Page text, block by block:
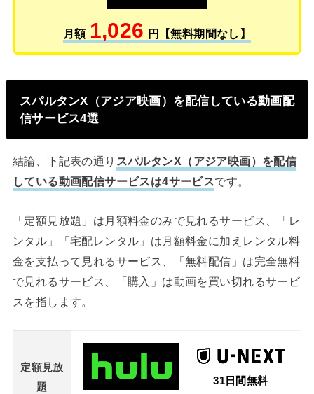
月額 1,026 円【無料期間なし】
スパルタンX（アジア映画）を配信している動画配
信サービス4選
結論、下記表の通り スパルタンX（アジア映画）を配信
している動画配信サービスは4サービスです。
「定額見放題」は月額料金のみで見れるサービス、「レ
ンタル」「宅配レンタル」は月額料金に加えレンタル料
金を支払って見れるサービス、「無料配信」は完全無料
で見れるサービス、「購入」は動画を買い切れるサービ
スを指します。
定額見放
題
31日間無料